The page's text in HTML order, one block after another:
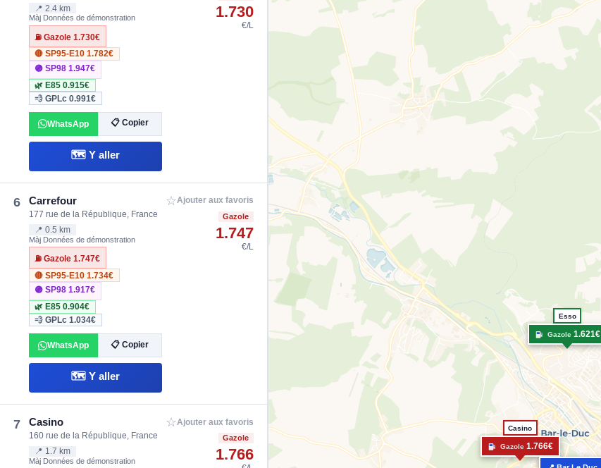
📍 2.4 km
Màj Données de démonstration
⛽ Gazole1.730€
🔴 SP95-E101.782€
🟣 SP981.947€
🌿 E850.915€
💨 GPLc0.991€
WhatsApp 📋 Copier
🗺️ Y aller
1.730
€/L
6 Carrefour
177 rue de la République, France
📍 0.5 km
Màj Données de démonstration
⛽ Gazole1.747€
🔴 SP95-E101.734€
🟣 SP981.917€
🌿 E850.904€
💨 GPLc1.034€
WhatsApp 📋 Copier
🗺️ Y aller
☆Ajouter aux favoris
Gazole
1.747
€/L
7 Casino
160 rue de la République, France
📍 1.7 km
Màj Données de démonstration
☆Ajouter aux favoris
Gazole
1.766
Esso
Gazole1.621€
Casino
Gazole1.766€